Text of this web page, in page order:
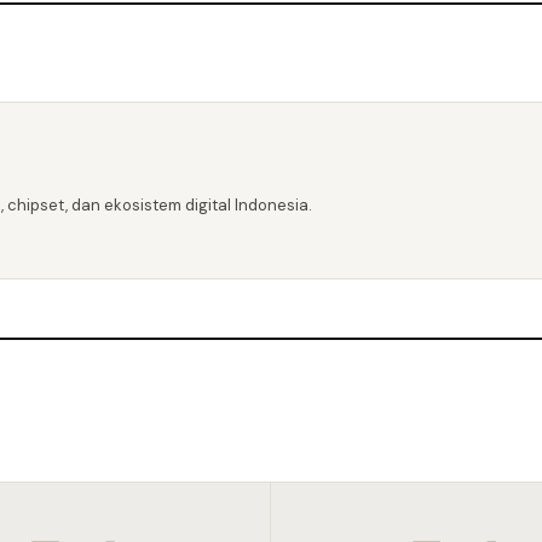
dan ekosistem digital Indonesia.